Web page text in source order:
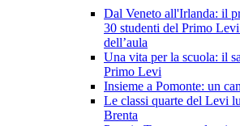
Dal Veneto all'Irlanda: il
30 studenti del Primo
dell’aula
Una vita per la scuola: il
Primo Levi
Insieme a Pomonte: un
Le classi quarte del Levi
Brenta